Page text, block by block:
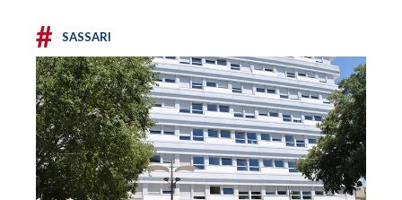
# SASSARI